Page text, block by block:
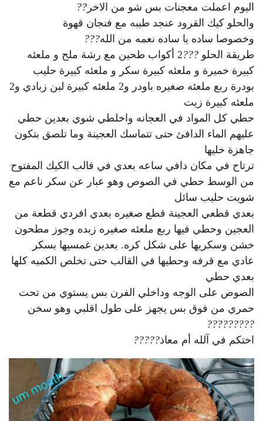
اليوم اعملت معجنات بس شو من الاخر ?
?
والحلو كيك القرود عنجد طيبه مع فنجان قهوة
وخصوصا ساده يا ساده نعمه من الله?
?
?
طريقة الحلو ?
?
?
2 أكواب طحين مع رشة ملح و ملعئه
كبيرة خميرة و ملعئه كبيرة سكر و ملعئه كبيرة حليب
بودرة ربع ملعئه صغيره باودر و2 ملعئه كبيرة لبن زبادي و2
ملعئه كبيرة زيت
حطي كل المواد في العجانه واخلطي شوي بعدين حطي
عليهم الماء الدافئ حتى تتماسك العجينة وما تلصق بتكون
جاهزة خليها
ترتاح في مكان دافي ساعه بعدي في قالب الكيك المفتوح
من الوسط حطي في الصوص وهو عبار عن سكر ناعم مع
شويت حليب سائل
بعدي قطعي العجينة قطع صغيره بعدي افردي قطعة من
العجين وحطي فيها ربع ملعئه صغيره زبده وجوز مطحون
خشن وسكريها على شكل كره. بعدين غمسيها بسكر
عادي مع قرفه وحطيها في القالب حتى تخلص الكميه كلها
بعدي حطي
الصوص على الوجه وداخلي الفرن بس يستوي من تحت
حمري من فوق بس يجهز على طول اقلبي وهو سخن
?
?
?
?
?
?
?
?
?
اختكم في آلله أم معاذ?
?
?
?
?